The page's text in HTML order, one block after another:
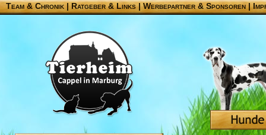
Team & Chronik |Ratgeber & Links|Werbepartner & Sponsoren|